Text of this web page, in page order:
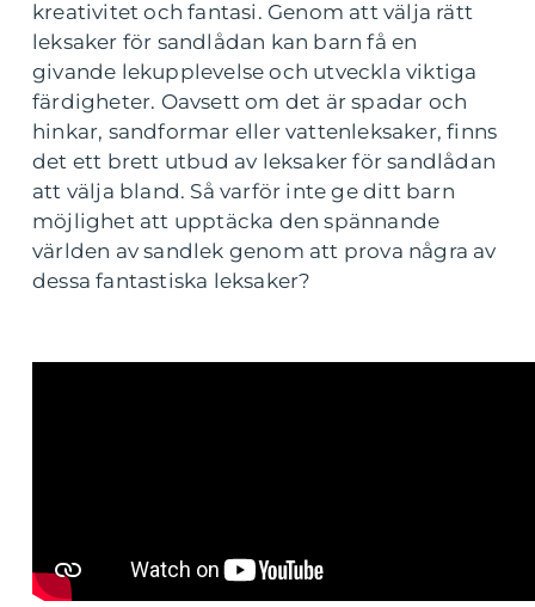
kreativitet och fantasi. Genom att välja rätt
leksaker för sandlådan kan barn få en
givande lekupplevelse och utveckla viktiga
färdigheter. Oavsett om det är spadar och
hinkar, sandformar eller vattenleksaker, finns
det ett brett utbud av leksaker för sandlådan
att välja bland. Så varför inte ge ditt barn
möjlighet att upptäcka den spännande
världen av sandlek genom att prova några av
dessa fantastiska leksaker?